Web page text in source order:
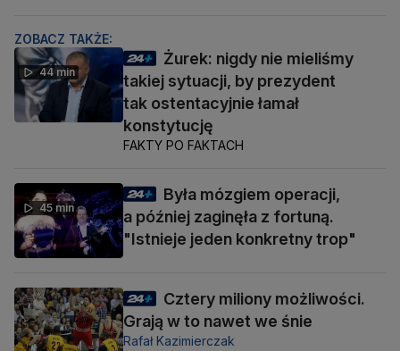
ZOBACZ TAKŻE:
44 min
Żurek: nigdy nie mieliśmy
takiej sytuacji, by prezydent
tak ostentacyjnie łamał
konstytucję
FAKTY PO FAKTACH
45 min
Była mózgiem operacji,
a później zaginęła z fortuną.
"Istnieje jeden konkretny trop"
Cztery miliony możliwości.
Grają w to nawet we śnie
Rafał Kazimierczak